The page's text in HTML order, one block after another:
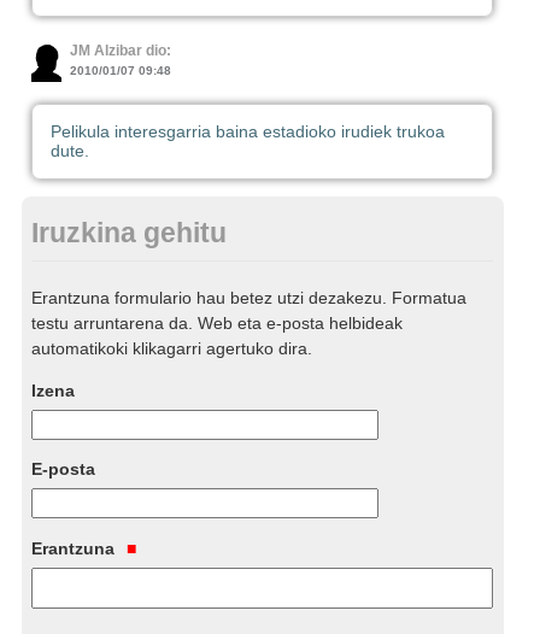
JM Alzibar dio:
2010/01/07 09:48
Pelikula interesgarria baina estadioko irudiek trukoa
dute.
Iruzkina gehitu
Erantzuna formulario hau betez utzi dezakezu. Formatua
testu arruntarena da. Web eta e-posta helbideak
automatikoki klikagarri agertuko dira.
Izena
E-posta
Erantzuna